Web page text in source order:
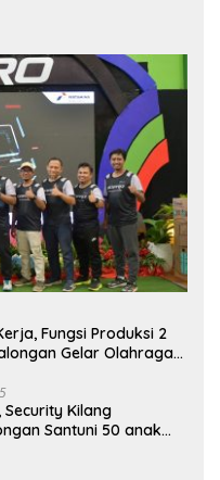
Fungsi Produksi 2
Gelar Olahraga
Security Kilang
Santuni 50 anak